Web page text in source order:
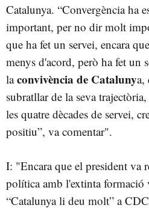
Catalunya. “Convergència ha
important, per no dir molt
que ha fet un servei, encara
menys d'acord, però ha fet un
laconvivència de Catalunya,
subratllar de la seva
les quatre dècades de servei,
positiu”, va comentar".
I: "Encara que el president va
política amb l'extinta formació
“Catalunya li deu molt” a